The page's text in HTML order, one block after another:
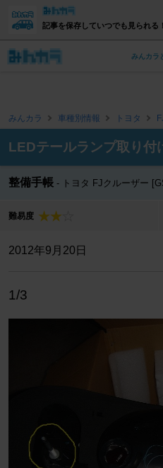
記事を保存していつでも見られる！
みんカラ
みんカラ 車種別情報 トヨタ
LEDテールランプ取り付
整備手帳 トヨタ FJクルーザー
難易度
2012年9月20日
1/3